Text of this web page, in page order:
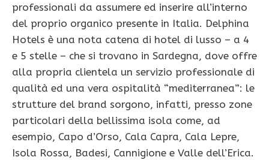
professionali da assumere ed inserire all’interno
del proprio organico presente in Italia. Delphina
Hotels è una nota catena di hotel di lusso – a 4
e 5 stelle – che si trovano in Sardegna, dove offre
alla propria clientela un servizio professionale di
qualità ed una vera ospitalità “mediterranea”: le
strutture del brand sorgono, infatti, presso zone
particolari della bellissima isola come, ad
esempio, Capo d’Orso, Cala Capra, Cala Lepre,
Isola Rossa, Badesi, Cannigione e Valle dell’Erica.